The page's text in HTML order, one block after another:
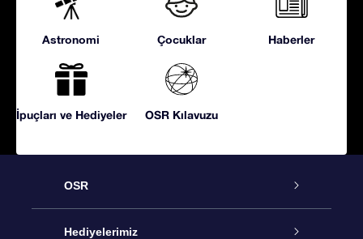
Astronomi Çocuklar Haberler
İpuçları ve Hediyeler OSR Kılavuzu
OSR
Hizmet
Hediyelerimiz